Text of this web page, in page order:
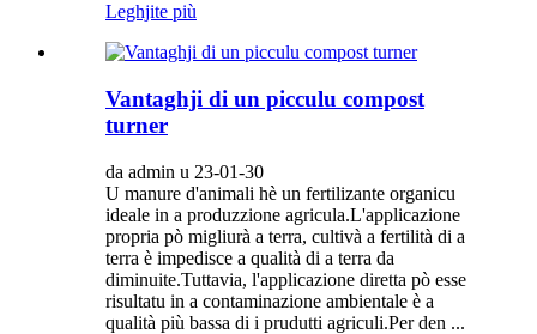
Leghjite più
Vantaghji di un picculu compost
turner
da admin u 23-01-30
U manure d'animali hè un fertilizante organicu
ideale in a produzzione agricula.L'applicazione
propria pò migliurà a terra, cultivà a fertilità di a
terra è impedisce a qualità di a terra da
diminuite.Tuttavia, l'applicazione diretta pò esse
risultatu in a contaminazione ambientale è a
qualità più bassa di i prudutti agriculi.Per den ...